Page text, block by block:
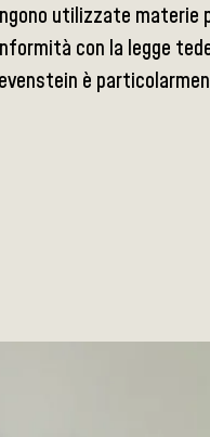
utilizzate
con la legge
è